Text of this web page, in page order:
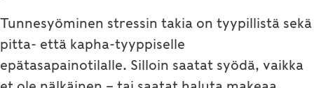
Tunnesyöminen stressin takia on tyypillistä sekä
pitta- että kapha-tyyppiselle
epätasapainotilalle. Silloin saatat syödä, vaikka